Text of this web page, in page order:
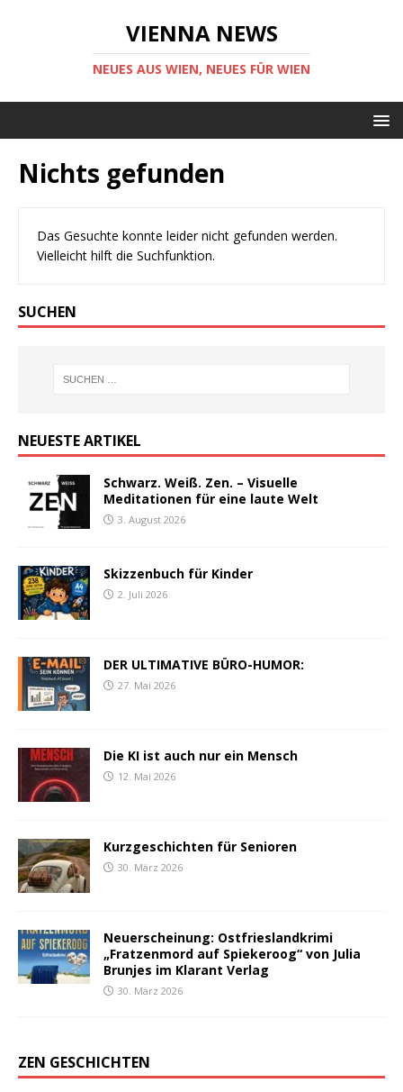
VIENNA NEWS
NEUES AUS WIEN, NEUES FÜR WIEN
Nichts gefunden
Das Gesuchte konnte leider nicht gefunden werden.
Vielleicht hilft die Suchfunktion.
SUCHEN
NEUESTE ARTIKEL
Schwarz. Weiß. Zen. – Visuelle
Meditationen für eine laute Welt
3. August 2026
Skizzenbuch für Kinder
2. Juli 2026
DER ULTIMATIVE BÜRO-HUMOR:
27. Mai 2026
Die KI ist auch nur ein Mensch
12. Mai 2026
Kurzgeschichten für Senioren
30. März 2026
Neuerscheinung: Ostfrieslandkrimi
„Fratzenmord auf Spiekeroog“ von Julia
Brunjes im Klarant Verlag
30. März 2026
ZEN GESCHICHTEN